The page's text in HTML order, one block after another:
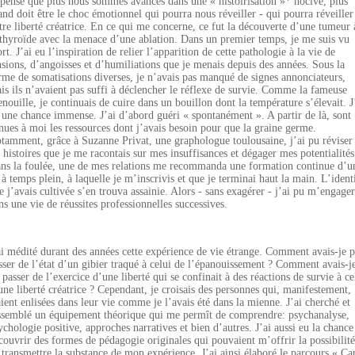
doit être le choc émotionnel qui pourra nous réveiller - qui pourra réveiller
liberté créatrice. En ce qui me concerne, ce fut la découverte d’une tumeur
avec la menace d’une ablation. Dans un premier temps, je me suis vu
J’ai eu l’inspiration de relier l’apparition de cette pathologie à la vie de
d’angoisses et d’humiliations que je menais depuis des années. Sous la
de somatisations diverses, je n’avais pas manqué de signes annonciateurs,
ils n’avaient pas suffi à déclencher le réflexe de survie. Comme la fameuse
je continuais de cuire dans un bouillon dont la température s’élevait.
chance immense. J’ai d’abord guéri « spontanément ». A partir de là, sont
à moi les ressources dont j’avais besoin pour que la graine germe.
grâce à Suzanne Privat, une graphologue toulousaine, j’ai pu réviser
histoires que je me racontais sur mes insuffisances et dégager mes
la foulée, une de mes relations me recommanda une formation continue
à temps plein, à laquelle je m’inscrivis et que je terminai haut la main.
j’avais cultivée s’en trouva assainie. Alors - sans exagérer - j’ai pu m’engager
une vie de réussites professionnelles successives.
médité durant des années cette expérience de vie étrange. Comment avais-je
de l’état d’un gibier traqué à celui de l’épanouissement ? Comment avais-
de l’exercice d’une liberté qui se confinait à des réactions de survie à
liberté créatrice ? Cependant, je croisais des personnes qui, manifestement,
enlisées dans leur vie comme je l’avais été dans la mienne. J’ai cherché et
un équipement théorique qui me permît de comprendre: psychanalyse,
positive, approches narratives et bien d’autres. J’ai aussi eu la
des formes de pédagogie originales qui pouvaient m’offrir la possibilité